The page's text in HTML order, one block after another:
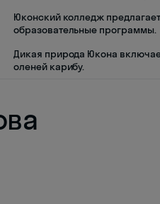
Юконский колледж
образовательные программы.
Дикая природа Юкона
оленей карибу.